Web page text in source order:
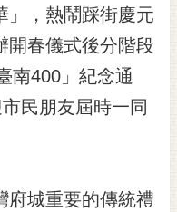
」，熱鬧踩街慶元
開春儀式後分階段
南400」紀念通
民朋友屆時一同
府城重要的傳統禮